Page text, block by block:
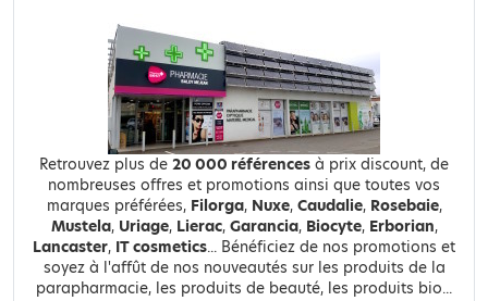
Retrouvez plus de 20 000 références à prix discount, de
nombreuses offres et promotions ainsi que toutes vos
marques préférées, Filorga, Nuxe, Caudalie, Rosebaie,
Mustela, Uriage, Lierac, Garancia, Biocyte, Erborian,
Lancaster, IT cosmetics... Bénéficiez de nos promotions et
soyez à l'affût de nos nouveautés sur les produits de la
parapharmacie, les produits de beauté, les produits bio...